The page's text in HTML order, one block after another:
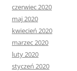
czerwiec 2020
maj 2020
kwiecień 2020
marzec 2020
luty 2020
styczeń 2020